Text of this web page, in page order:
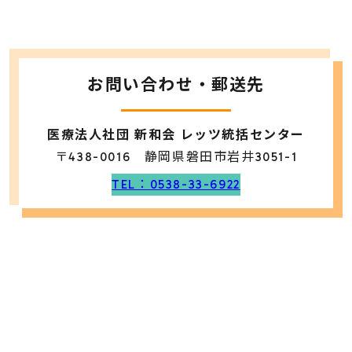
お問い合わせ・郵送先
医療法人社団 新和会 レッツ統括センター
〒438-0016 静岡県磐田市岩井3051-1
TEL：0538-33-6922